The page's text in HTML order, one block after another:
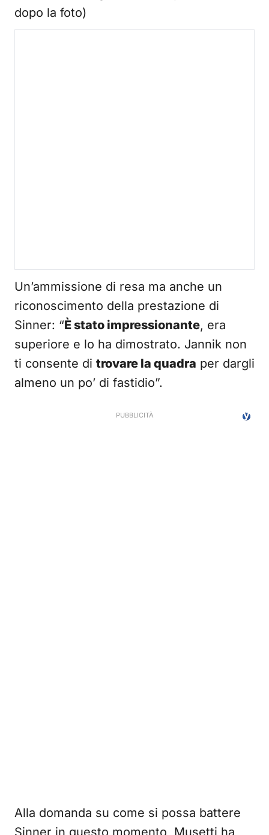
dopo la foto)
Un’ammissione di resa ma anche un
riconoscimento della prestazione di
Sinner: “È stato impressionante, era
superiore e lo ha dimostrato. Jannik non
ti consente di trovare la quadra per dargli
almeno un po’ di fastidio”.
Alla domanda su come si possa battere
Sinner in questo momento, Musetti ha